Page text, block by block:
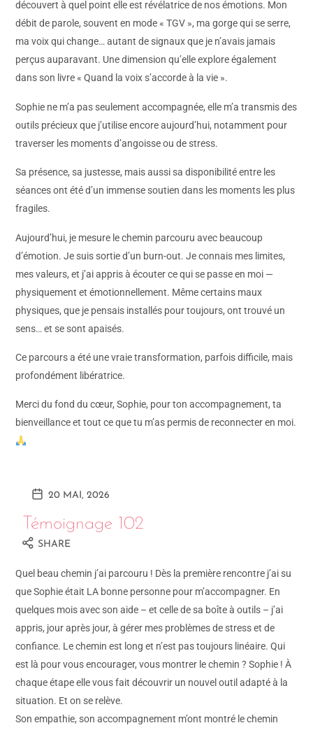
découvert à quel point elle est révélatrice de nos émotions. Mon
débit de parole, souvent en mode « TGV », ma gorge qui se serre,
ma voix qui change… autant de signaux que je n’avais jamais
perçus auparavant. Une dimension qu’elle explore également
dans son livre « Quand la voix s’accorde à la vie ».
Sophie ne m’a pas seulement accompagnée, elle m’a transmis des
outils précieux que j’utilise encore aujourd’hui, notamment pour
traverser les moments d’angoisse ou de stress.
Sa présence, sa justesse, mais aussi sa disponibilité entre les
séances ont été d’un immense soutien dans les moments les plus
fragiles.
Aujourd’hui, je mesure le chemin parcouru avec beaucoup
d’émotion. Je suis sortie d’un burn-out. Je connais mes limites,
mes valeurs, et j’ai appris à écouter ce qui se passe en moi —
physiquement et émotionnellement. Même certains maux
physiques, que je pensais installés pour toujours, ont trouvé un
sens… et se sont apaisés.
Ce parcours a été une vraie transformation, parfois difficile, mais
profondément libératrice.
Merci du fond du cœur, Sophie, pour ton accompagnement, ta
bienveillance et tout ce que tu m’as permis de reconnecter en moi.
20 MAI, 2026
Témoignage 102
SHARE
Quel beau chemin j’ai parcouru ! Dès la première rencontre j’ai su
que Sophie était LA bonne personne pour m’accompagner. En
quelques mois avec son aide – et celle de sa boîte à outils – j’ai
appris, jour après jour, à gérer mes problèmes de stress et de
confiance. Le chemin est long et n’est pas toujours linéaire. Qui
est là pour vous encourager, vous montrer le chemin ? Sophie ! À
chaque étape elle vous fait découvrir un nouvel outil adapté à la
situation. Et on se relève.
Son empathie, son accompagnement m’ont montré le chemin